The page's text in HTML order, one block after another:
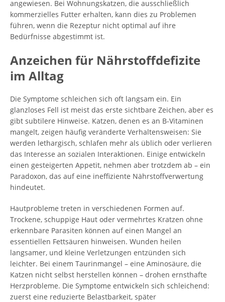
angewiesen. Bei Wohnungskatzen, die ausschließlich
kommerzielles Futter erhalten, kann dies zu Problemen
führen, wenn die Rezeptur nicht optimal auf ihre
Bedürfnisse abgestimmt ist.
Anzeichen für Nährstoffdefizite
im Alltag
Die Symptome schleichen sich oft langsam ein. Ein
glanzloses Fell ist meist das erste sichtbare Zeichen, aber es
gibt subtilere Hinweise. Katzen, denen es an B-Vitaminen
mangelt, zeigen häufig veränderte Verhaltensweisen: Sie
werden lethargisch, schlafen mehr als üblich oder verlieren
das Interesse an sozialen Interaktionen. Einige entwickeln
einen gesteigerten Appetit, nehmen aber trotzdem ab – ein
Paradoxon, das auf eine ineffiziente Nährstoffverwertung
hindeutet.
Hautprobleme treten in verschiedenen Formen auf.
Trockene, schuppige Haut oder vermehrtes Kratzen ohne
erkennbare Parasiten können auf einen Mangel an
essentiellen Fettsäuren hinweisen. Wunden heilen
langsamer, und kleine Verletzungen entzünden sich
leichter. Bei einem Taurinmangel – eine Aminosäure, die
Katzen nicht selbst herstellen können – drohen ernsthafte
Herzprobleme. Die Symptome entwickeln sich schleichend:
zuerst eine reduzierte Belastbarkeit, später